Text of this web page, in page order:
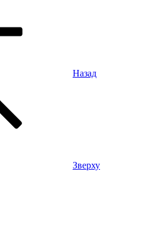
Назад
Зверху